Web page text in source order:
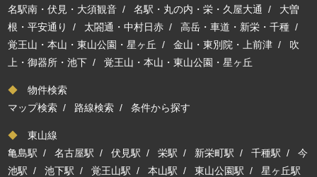
名駅南・伏見・大須観音 /名駅・丸の内・栄・久屋大通 / 大曽
根・平安通り
/ 太閤通・中村日赤 /高岳・車道・新栄・千種 /
覚王山・本山・東山公園・星ヶ丘 /金山・東別院・上前津 / 吹
上・御器所・池下 /覚王山・本山・東山公園・星ヶ丘
◆ 物件検索
マップ検索 / 路線検索 /条件から探す
◆ 東山線
亀島駅 /名古屋駅 /伏見駅 /栄駅 / 新栄町駅 /千種駅 /今
池駅 /池下駅 /覚王山駅 /本山駅 /東山公園駅 /星ヶ丘駅